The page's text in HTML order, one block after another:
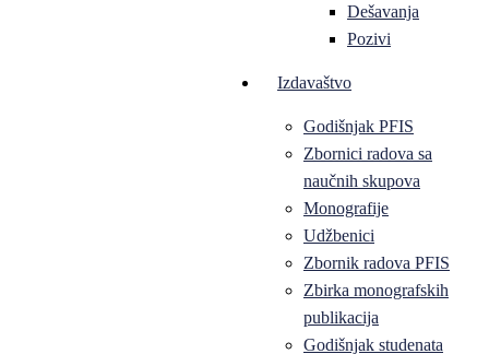
Dešavanja
Pozivi
Izdavaštvo
Godišnjak PFIS
Zbornici radova sa
naučnih skupova
Monografije
Udžbenici
Zbornik radova PFIS
Zbirka monografskih
publikacija
Godišnjak studenata